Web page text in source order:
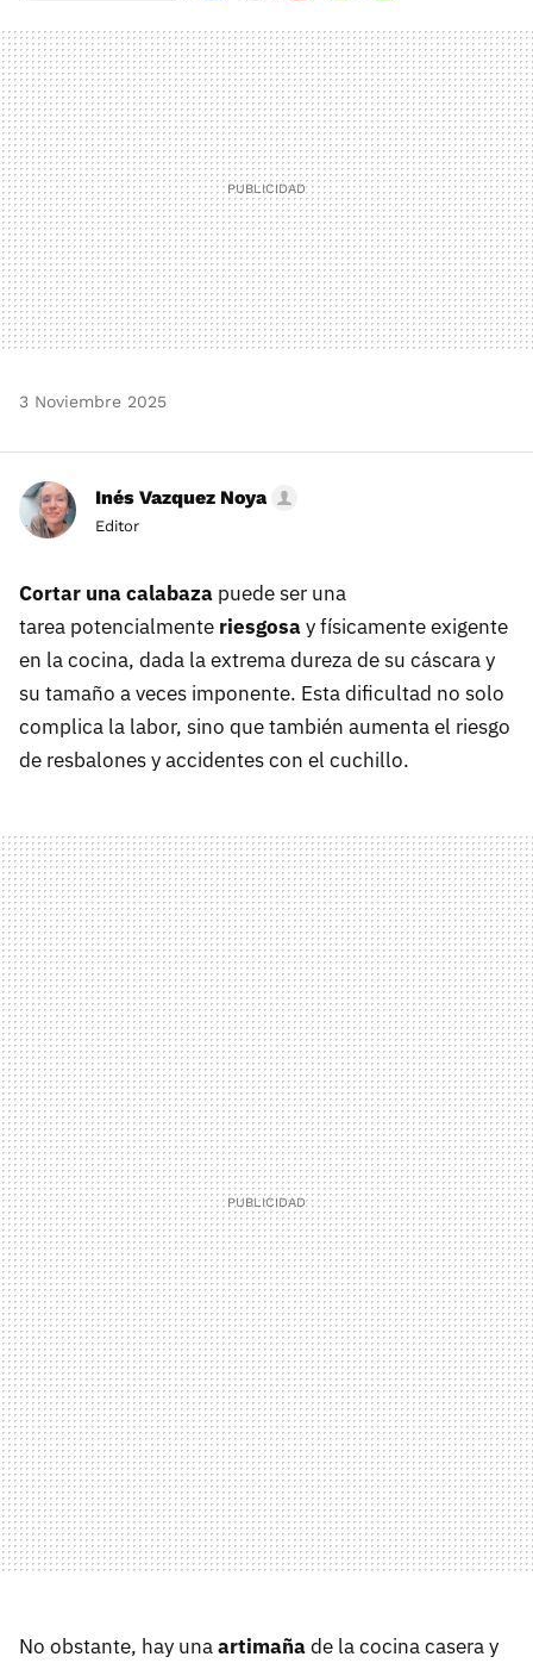
MAIL
3 Noviembre 2025
Inés Vazquez Noya
Editor
Cortar una calabaza puede ser una
tarea potencialmente riesgosay físicamente exigente
en la cocina, dada la extrema dureza de su cáscara y
su tamaño a veces imponente. Esta dificultad no solo
complica la labor, sino que también aumenta el riesgo
de resbalones y accidentes con el cuchillo.
No obstante, hay unaartimañade la cocina casera y